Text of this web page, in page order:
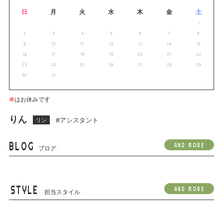
りん リン #アシスタント
BLOG ブログ AND MORE
日 月 火 水 木 金 土
1
2 3 4 5 6 7 8
9 10 11 12 13 14 15
16 17 18 19 20 21 22
23 24 25 26 27 28 29
30 31
●はお休みです
STYLE 担当スタイル AND MORE